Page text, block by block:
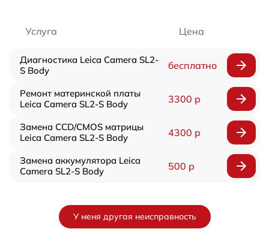
Услуга Цена
Диагностика Leica Camera SL2-
S Body
бесплатно
Ремонт материнской платы
Leica Camera SL2-S Body
3300 р
Замена CCD/CMOS матрицы
Leica Camera SL2-S Body
4300 р
Замена аккумулятора Leica
Camera SL2-S Body
500 р
У меня другая неисправность